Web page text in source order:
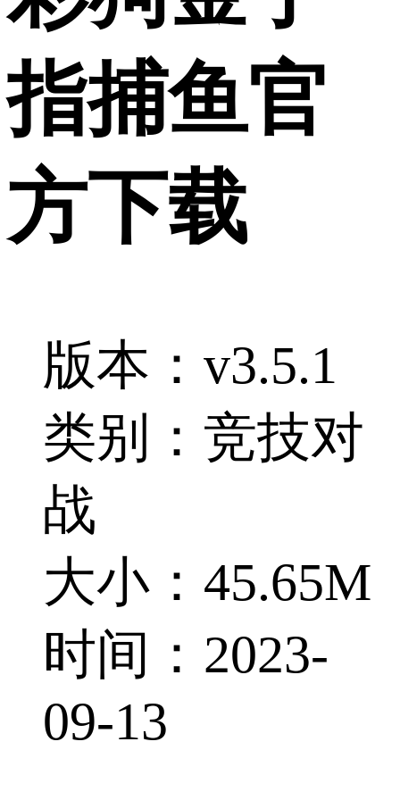
指捕鱼官
方下载
版本：v3.5.1
类别：竞技对
战
大小：45.65M
时间：2023-
09-13